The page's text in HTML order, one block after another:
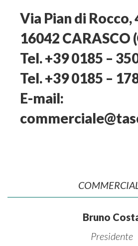
Via Pian di Rocco,
16042 CARASCO
Tel. +39 0185 –
Tel. +39 0185 –
E-mail:
Bruno
Presidente